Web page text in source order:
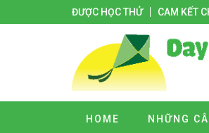
ĐƯỢC HỌC THỬ CAM KẾT
HOME NHỮNG